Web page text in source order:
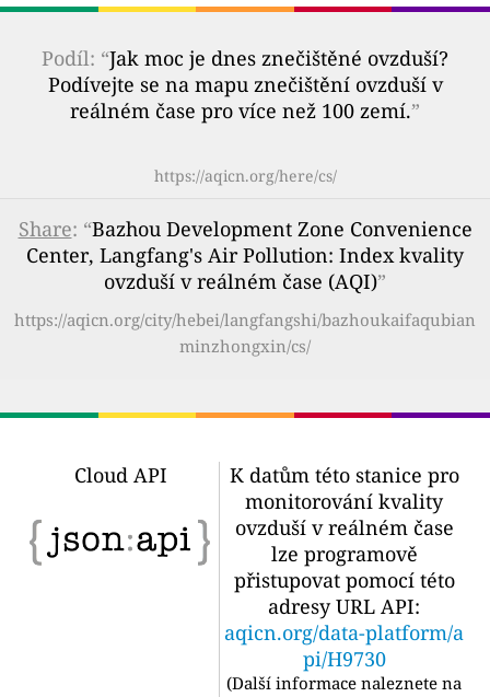
Podíl: “Jak moc je dnes znečištěné ovzduší?
Podívejte se na mapu znečištění ovzduší v
reálném čase pro více než 100 zemí.”
https://aqicn.org/here/cs/
Share: “Bazhou Development Zone Convenience
Center, Langfang's Air Pollution: Index kvality
ovzduší v reálném čase (AQI)”
https://aqicn.org/city/hebei/langfangshi/bazhoukaifaqubian
minzhongxin/cs/
Cloud API
K datům této stanice pro
monitorování kvality
ovzduší v reálném čase
lze programově
přistupovat pomocí této
adresy URL API:
aqicn.org/data-platform/a
pi/H9730
(Další informace naleznete na